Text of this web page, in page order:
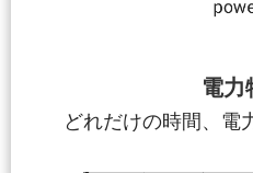
電力
どれだけの時間、電